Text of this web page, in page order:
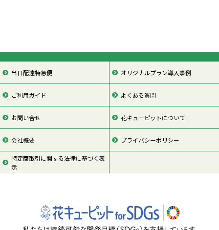
当日配達特急便 オリジナルプラン導入事例
ご利用ガイド よくある質問
お問い合せ 花キューピットについて
会社概要 プライバシーポリシー
特定商取引に関する法律に基づく表
示
ページの先頭